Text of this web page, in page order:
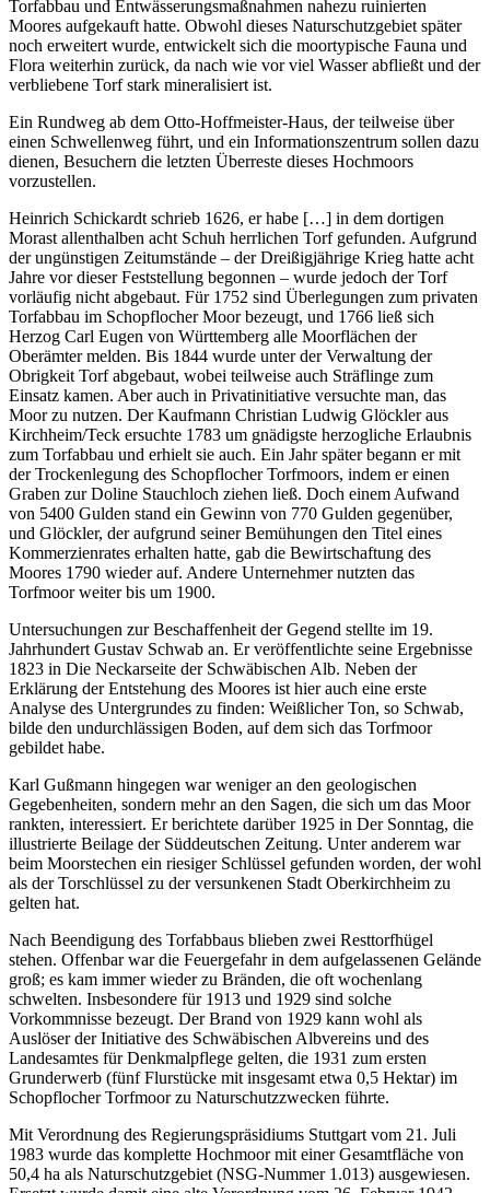
Torfabbau und Entwässerungsmaßnahmen nahezu ruinierten
Moores aufgekauft hatte. Obwohl dieses Naturschutzgebiet später
noch erweitert wurde, entwickelt sich die moortypische Fauna und
Flora weiterhin zurück, da nach wie vor viel Wasser abfließt und der
verbliebene Torf stark mineralisiert ist.
Ein Rundweg ab dem Otto-Hoffmeister-Haus, der teilweise über
einen Schwellenweg führt, und ein Informationszentrum sollen dazu
dienen, Besuchern die letzten Überreste dieses Hochmoors
vorzustellen.
Heinrich Schickardt schrieb 1626, er habe […] in dem dortigen
Morast allenthalben acht Schuh herrlichen Torf gefunden. Aufgrund
der ungünstigen Zeitumstände – der Dreißigjährige Krieg hatte acht
Jahre vor dieser Feststellung begonnen – wurde jedoch der Torf
vorläufig nicht abgebaut. Für 1752 sind Überlegungen zum privaten
Torfabbau im Schopflocher Moor bezeugt, und 1766 ließ sich
Herzog Carl Eugen von Württemberg alle Moorflächen der
Oberämter melden. Bis 1844 wurde unter der Verwaltung der
Obrigkeit Torf abgebaut, wobei teilweise auch Sträflinge zum
Einsatz kamen. Aber auch in Privatinitiative versuchte man, das
Moor zu nutzen. Der Kaufmann Christian Ludwig Glöckler aus
Kirchheim/Teck ersuchte 1783 um gnädigste herzogliche Erlaubnis
zum Torfabbau und erhielt sie auch. Ein Jahr später begann er mit
der Trockenlegung des Schopflocher Torfmoors, indem er einen
Graben zur Doline Stauchloch ziehen ließ. Doch einem Aufwand
von 5400 Gulden stand ein Gewinn von 770 Gulden gegenüber,
und Glöckler, der aufgrund seiner Bemühungen den Titel eines
Kommerzienrates erhalten hatte, gab die Bewirtschaftung des
Moores 1790 wieder auf. Andere Unternehmer nutzten das
Torfmoor weiter bis um 1900.
Untersuchungen zur Beschaffenheit der Gegend stellte im 19.
Jahrhundert Gustav Schwab an. Er veröffentlichte seine Ergebnisse
1823 in Die Neckarseite der Schwäbischen Alb. Neben der
Erklärung der Entstehung des Moores ist hier auch eine erste
Analyse des Untergrundes zu finden: Weißlicher Ton, so Schwab,
bilde den undurchlässigen Boden, auf dem sich das Torfmoor
gebildet habe.
Karl Gußmann hingegen war weniger an den geologischen
Gegebenheiten, sondern mehr an den Sagen, die sich um das Moor
rankten, interessiert. Er berichtete darüber 1925 in Der Sonntag, die
illustrierte Beilage der Süddeutschen Zeitung. Unter anderem war
beim Moorstechen ein riesiger Schlüssel gefunden worden, der wohl
als der Torschlüssel zu der versunkenen Stadt Oberkirchheim zu
gelten hat.
Nach Beendigung des Torfabbaus blieben zwei Resttorfhügel
stehen. Offenbar war die Feuergefahr in dem aufgelassenen Gelände
groß; es kam immer wieder zu Bränden, die oft wochenlang
schwelten. Insbesondere für 1913 und 1929 sind solche
Vorkommnisse bezeugt. Der Brand von 1929 kann wohl als
Auslöser der Initiative des Schwäbischen Albvereins und des
Landesamtes für Denkmalpflege gelten, die 1931 zum ersten
Grunderwerb (fünf Flurstücke mit insgesamt etwa 0,5 Hektar) im
Schopflocher Torfmoor zu Naturschutzzwecken führte.
Mit Verordnung des Regierungspräsidiums Stuttgart vom 21. Juli
1983 wurde das komplette Hochmoor mit einer Gesamtfläche von
50,4 ha als Naturschutzgebiet (NSG-Nummer 1.013) ausgewiesen.